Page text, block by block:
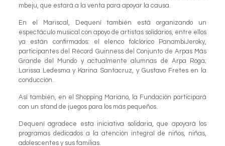
mbeju, que estará a la venta para apoyar la causa.
En el Mariscal, Dequení también está organizando un
espectáculo musical con apoyo de artistas solidarios, entre ellos
ya están confirmados: el elenco folclórico PanambiJeroky,
participantes del Récord Guinness del Conjunto de Arpas Más
Grande del Mundo y actualmente alumnas de Arpa Roga;
Larissa Ledesma y Karina Santacruz, y Gustavo Fretes en la
conducción.
Así también, en el Shopping Mariano, la Fundación participará
con un stand de juegos para los más pequeños.
Dequení agradece esta iniciativa solidaria, que apoyará los
programas dedicados a la atención integral de niños, niñas,
adolescentes y sus familias.